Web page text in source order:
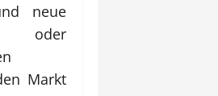
neue
oder
Markt